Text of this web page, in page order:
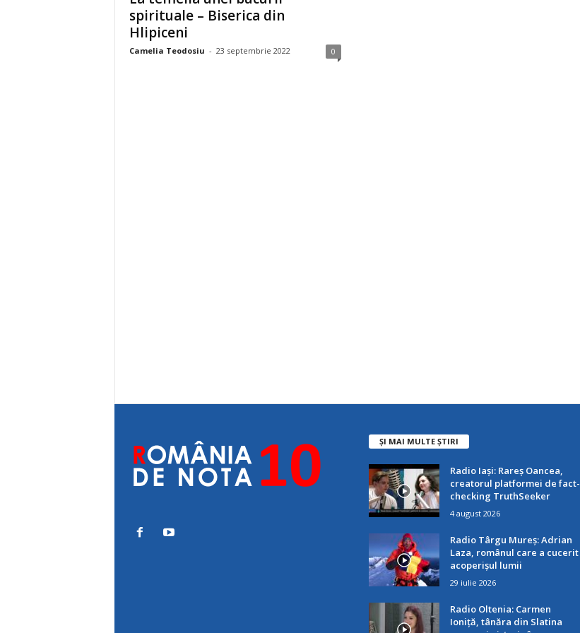
spirituale – Biserica din
Hlipiceni
Camelia Teodosiu - 23 septembrie 2022 0
ȘI MAI MULTE ȘTIRI
Radio Iași: Rareș Oancea,
creatorul platformei de fact-
checking TruthSeeker
4 august 2026
Radio Târgu Mureș: Adrian
Laza, românul care a cucerit
acoperișul lumii
29 iulie 2026
Radio Oltenia: Carmen
Ioniță, tânăra din Slatina